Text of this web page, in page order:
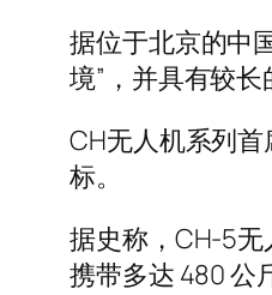
据位于北京的中
境”，并具有较长
CH无人机系列
标。
据史称，CH-5
携带多达 480 公